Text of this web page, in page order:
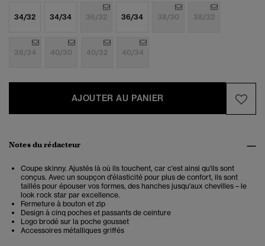
34/32 34/34 36/32 36/34 38/30 38/32
38/34 40/30 40/32 40/34
AJOUTER AU PANIER
Notes du rédacteur
Coupe skinny. Ajustés là où ils touchent, car c'est ainsi qu'ils sont
conçus. Avec un soupçon d'élasticité pour plus de confort, ils sont
taillés pour épouser vos formes, des hanches jusqu'aux chevilles – le
look rock star par excellence.
Fermeture à bouton et zip
Design à cinq poches et passants de ceinture
Logo brodé sur la poche gousset
Accessoires métalliques griffés